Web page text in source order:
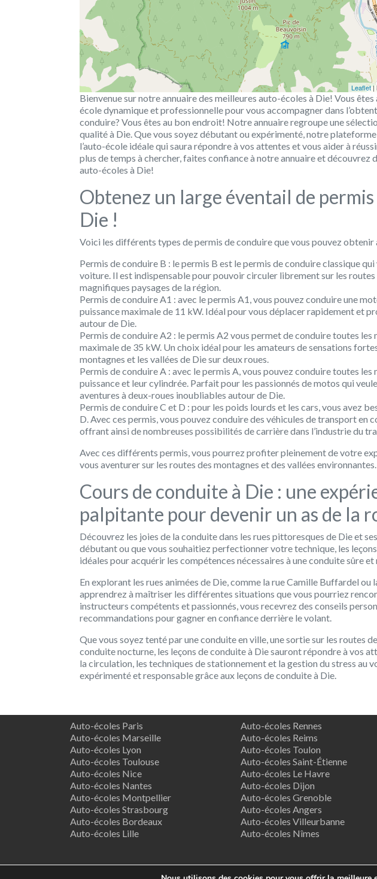
Leaflet|
Bienvenue sur notre annuaire des meilleures auto-écoles à Die! Vous êtes
école dynamique et professionnelle pour vous accompagner dans
conduire? Vous êtes au bon endroit! Notre annuaire regroupe une
qualité à Die. Que vous soyez débutant ou expérimenté, notre
l’auto-école idéale qui saura répondre à vos attentes et vous aider à
plus de temps à chercher, faites confiance à notre annuaire et découvrez
auto-écoles à Die!
Obtenez un large éventail de
Die !
Voici les différents types de permis de conduire que vous pouvez obtenir
Permis de conduire B : le permis B est le permis de conduire classique
voiture. Il est indispensable pour pouvoir circuler librement sur les
magnifiques paysages de la région.
Permis de conduire A1 : avec le permis A1, vous pouvez conduire une
puissance maximale de 11 kW. Idéal pour vous déplacer rapidement et
autour de Die.
Permis de conduire A2 : le permis A2 vous permet de conduire toutes les
maximale de 35 kW. Un choix idéal pour les amateurs de sensations
montagnes et les vallées de Die sur deux roues.
Permis de conduire A : avec le permis A, vous pouvez conduire toutes les
puissance et leur cylindrée. Parfait pour les passionnés de motos qui
aventures à deux-roues inoubliables autour de Die.
Permis de conduire C et D : pour les poids lourds et les cars, vous avez
D. Avec ces permis, vous pouvez conduire des véhicules de transport en
offrant ainsi de nombreuses possibilités de carrière dans l’industrie du
Avec ces différents permis, vous pourrez profiter pleinement de votre
vous aventurer sur les routes des montagnes et des vallées environnantes.
Cours de conduite à Die : une
palpitante pour devenir un as de la
Découvrez les joies de la conduite dans les rues pittoresques de Die et
débutant ou que vous souhaitiez perfectionner votre technique, les
idéales pour acquérir les compétences nécessaires à une conduite sûre et
En explorant les rues animées de Die, comme la rue Camille Buffardel ou
apprendrez à maîtriser les différentes situations que vous pourriez
instructeurs compétents et passionnés, vous recevrez des conseils
recommandations pour gagner en confiance derrière le volant.
Que vous soyez tenté par une conduite en ville, une sortie sur les routes
conduite nocturne, les leçons de conduite à Die sauront répondre à vos
la circulation, les techniques de stationnement et la gestion du stress au
expérimenté et responsable grâce aux leçons de conduite à Die.
Auto-écoles Paris
Auto-écoles Marseille
Auto-écoles Lyon
Auto-écoles Toulouse
Auto-écoles Nice
Auto-écoles Nantes
Auto-écoles Montpellier
Auto-écoles Strasbourg
Auto-écoles Bordeaux
Auto-écoles Lille
Auto-écoles Rennes
Auto-écoles Reims
Auto-écoles Toulon
Auto-écoles Saint-Étienne
Auto-écoles Le Havre
Auto-écoles Dijon
Auto-écoles Grenoble
Auto-écoles Angers
Auto-écoles Villeurbanne
Auto-écoles Nîmes